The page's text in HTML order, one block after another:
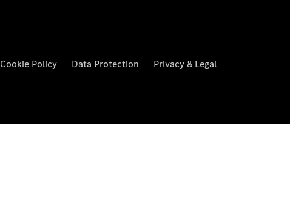
Cookie Policy Data Protection Privacy & Legal